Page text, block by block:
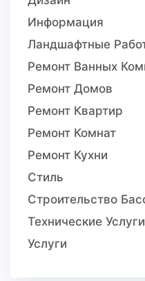
Информация
Ландшафтные
Ремонт Ванных
Ремонт Домов
Ремонт Квартир
Ремонт Комнат
Ремонт Кухни
Стиль
Строительство
Технические Услуги
Услуги